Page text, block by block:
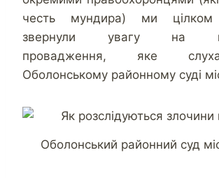
честь мундира) ми цілком
звернули увагу на
провадження, яке
Оболонському районному суді
Оболонський районний суд